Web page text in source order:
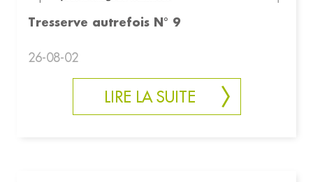
Tresserve autrefois N° 9
26-08-02
LIRE LA SUITE